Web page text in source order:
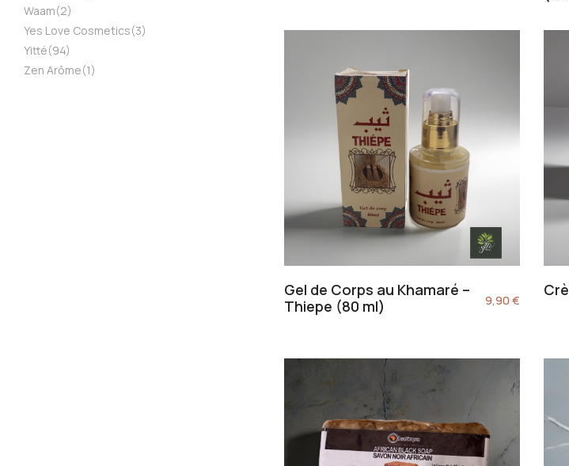
Waam(2)
Yes Love Cosmetics(3)
Yitté(94)
Zen Arôme(1)
Gel de Corps au Khamaré –
Thiepe (80 ml)
9,90€